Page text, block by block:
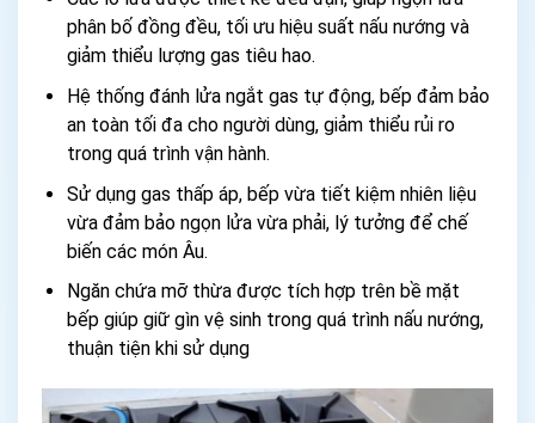
phân bố đồng đều, tối ưu hiệu suất nấu nướng và
giảm thiểu lượng gas tiêu hao.
Hệ thống đánh lửa ngắt gas tự động, bếp đảm bảo
an toàn tối đa cho người dùng, giảm thiểu rủi ro
trong quá trình vận hành.
Sử dụng gas thấp áp, bếp vừa tiết kiệm nhiên liệu
vừa đảm bảo ngọn lửa vừa phải, lý tưởng để chế
biến các món Âu.
Ngăn chứa mỡ thừa được tích hợp trên bề mặt
bếp giúp giữ gìn vệ sinh trong quá trình nấu nướng,
thuận tiện khi sử dụng